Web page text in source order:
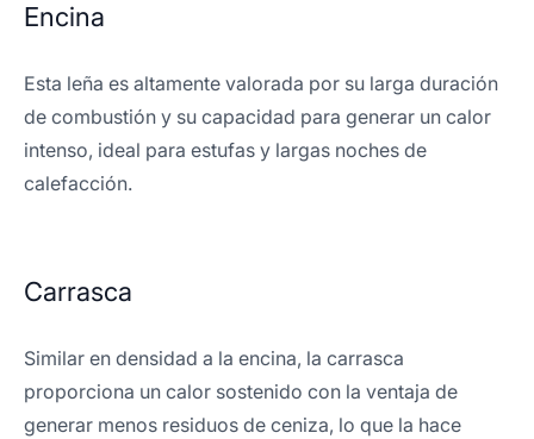
Encina
Esta leña es altamente valorada por su larga duración
de combustión y su capacidad para generar un calor
intenso, ideal para estufas y largas noches de
calefacción.
Carrasca
Similar en densidad a la encina, la carrasca
proporciona un calor sostenido con la ventaja de
generar menos residuos de ceniza, lo que la hace